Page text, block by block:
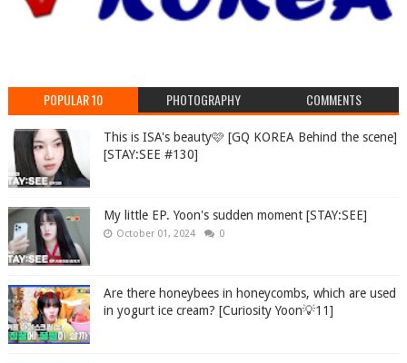
POPULAR 10 PHOTOGRAPHY COMMENTS
This is ISA's beauty🩷 [GQ KOREA Behind the scene]
[STAY:SEE #130]
My little EP. Yoon's sudden moment [STAY:SEE]
October 01, 2024 0
Are there honeybees in honeycombs, which are used
in yogurt ice cream? [Curiosity Yoon💡11]